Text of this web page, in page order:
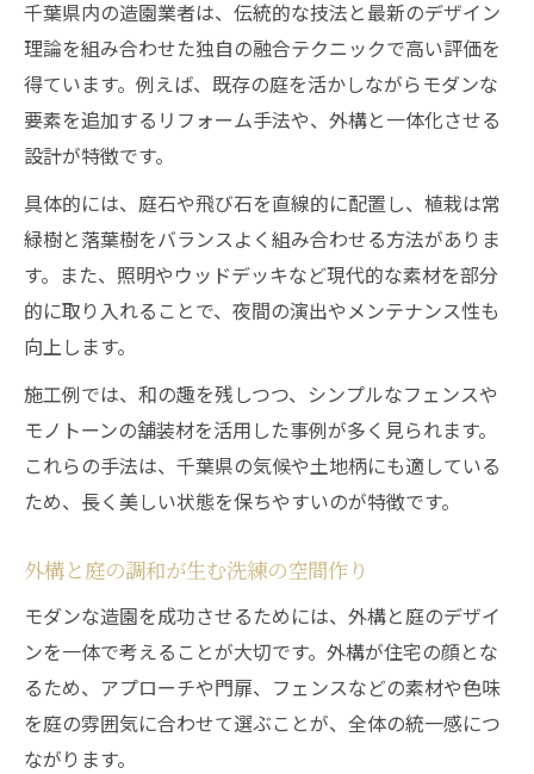
千葉県内の造園業者は、伝統的な技法と最新のデザイン
理論を組み合わせた独自の融合テクニックで高い評価を
得ています。例えば、既存の庭を活かしながらモダンな
要素を追加するリフォーム手法や、外構と一体化させる
設計が特徴です。
具体的には、庭石や飛び石を直線的に配置し、植栽は常
緑樹と落葉樹をバランスよく組み合わせる方法がありま
す。また、照明やウッドデッキなど現代的な素材を部分
的に取り入れることで、夜間の演出やメンテナンス性も
向上します。
施工例では、和の趣を残しつつ、シンプルなフェンスや
モノトーンの舗装材を活用した事例が多く見られます。
これらの手法は、千葉県の気候や土地柄にも適している
ため、長く美しい状態を保ちやすいのが特徴です。
外構と庭の調和が生む洗練の空間作り
モダンな造園を成功させるためには、外構と庭のデザイ
ンを一体で考えることが大切です。外構が住宅の顔とな
るため、アプローチや門扉、フェンスなどの素材や色味
を庭の雰囲気に合わせて選ぶことが、全体の統一感につ
ながります。